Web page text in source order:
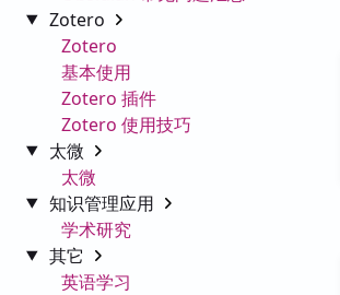
Zotero
Zotero
基本使用
Zotero 插件
Zotero 使用技巧
太微
太微
知识管理应用
学术研究
其它
英语学习